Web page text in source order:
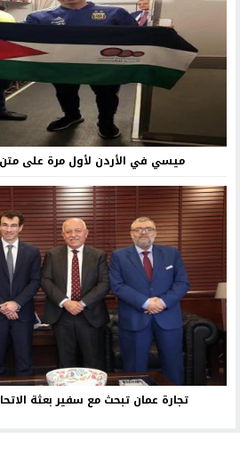
ميسي في الأردن لأول مرة على متن
تجارة عمان تبحث مع سفير بعثة